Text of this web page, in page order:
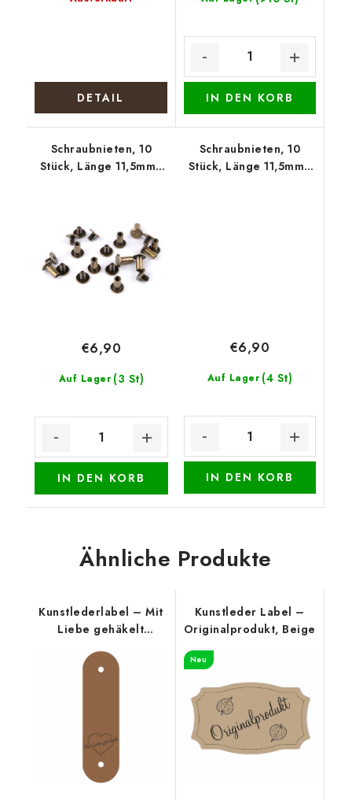
DETAIL IN DEN KORB
Schraubnieten, 10
Stück, Länge 11,5mm -
Auf Lager (3 St)
€6,90
IN DEN KORB
Schraubnieten, 10
Stück, Länge 11,5mm -
Auf Lager (4 St)
€6,90
IN DEN KORB
Ähnliche Produkte
Kunstlederlabel – Mit
Liebe gehäkelt
Kunstleder Label –
Originalprodukt, Beige
Neu